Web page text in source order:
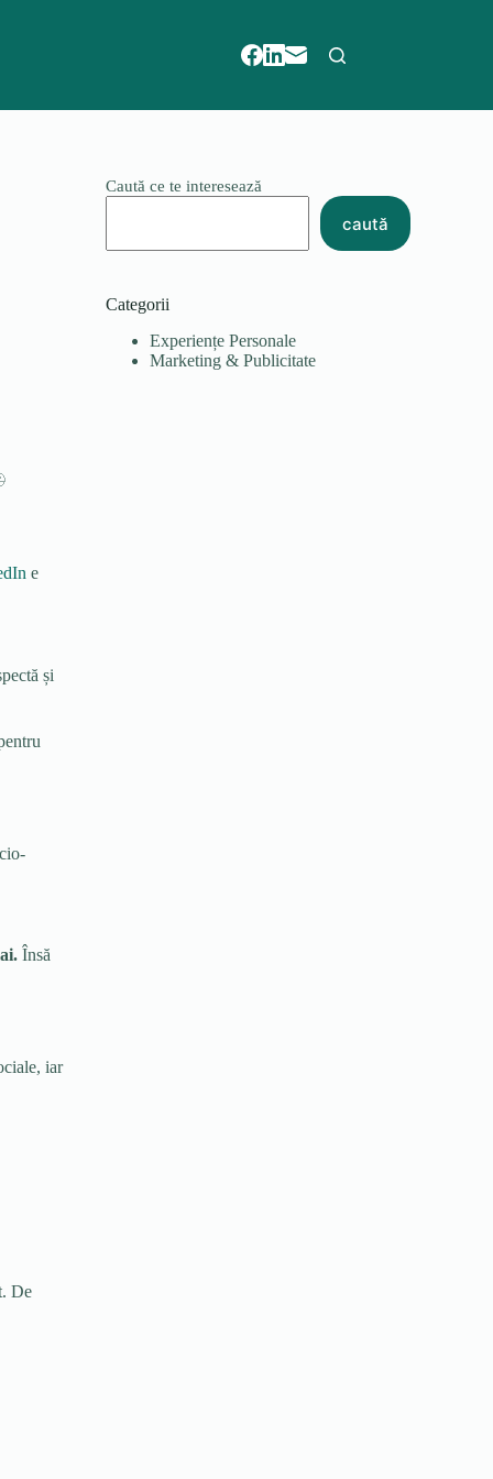
e
și
Însă
iar
De
Caută ce te interesează
caută
Categorii
Experiențe Personale
Marketing & Publicitate